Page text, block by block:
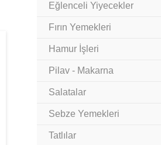
Eğlenceli Yiyecekler
Fırın Yemekleri
Hamur İşleri
Pilav - Makarna
Salatalar
Sebze Yemekleri
Tatlılar